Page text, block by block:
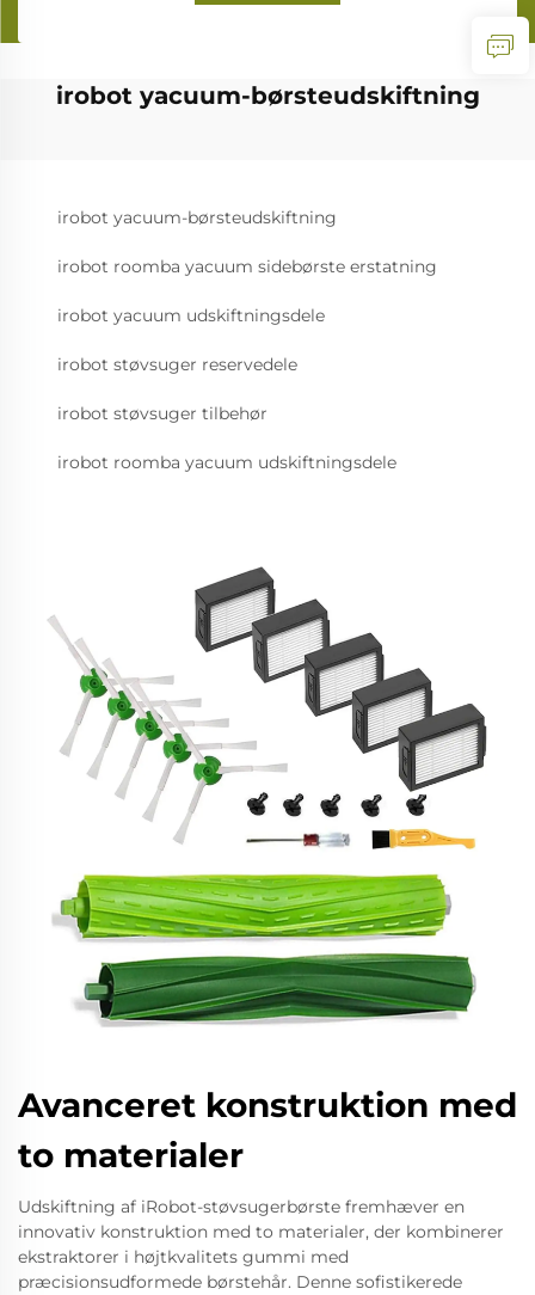
irobot yacuum-børsteudskiftning
irobot yacuum-børsteudskiftning
irobot roomba yacuum sidebørste erstatning
irobot yacuum udskiftningsdele
irobot støvsuger reservedele
irobot støvsuger tilbehør
irobot roomba yacuum udskiftningsdele
Avanceret konstruktion med
to materialer
Udskiftning af iRobot-støvsugerbørste fremhæver en
innovativ konstruktion med to materialer, der kombinerer
ekstraktorer i højtkvalitets gummi med
præcisionsudformede børstehår. Denne sofistikerede